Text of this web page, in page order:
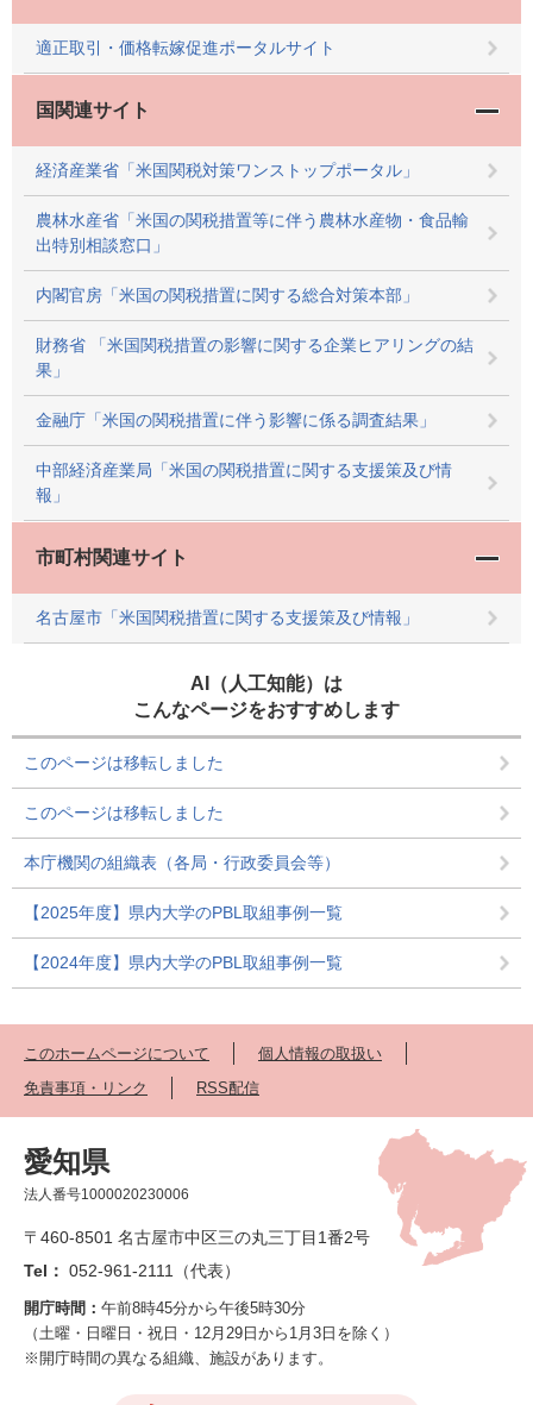
適正取引・価格転嫁促進ポータルサイト
国関連サイト
経済産業省「米国関税対策ワンストップポータル」
農林水産省「米国の関税措置等に伴う農林水産物・食品輸
出特別相談窓口」
内閣官房「米国の関税措置に関する総合対策本部」
財務省 「米国関税措置の影響に関する企業ヒアリングの結
果」
金融庁「米国の関税措置に伴う影響に係る調査結果」
中部経済産業局「米国の関税措置に関する支援策及び情
報」
市町村関連サイト
名古屋市「米国関税措置に関する支援策及び情報」
AI（人工知能）は
こんなページをおすすめします
このページは移転しました
このページは移転しました
本庁機関の組織表（各局・行政委員会等）
【2025年度】県内大学のPBL取組事例一覧
【2024年度】県内大学のPBL取組事例一覧
このホームページについて
個人情報の取扱い
免責事項・リンク
RSS配信
愛知県
法人番号1000020230006
〒460-8501 名古屋市中区三の丸三丁目1番2号
Tel： 052-961-2111（代表）
開庁時間： 午前8時45分から午後5時30分
（土曜・日曜日・祝日・12月29日から1月3日を除く）
※開庁時間の異なる組織、施設があります。